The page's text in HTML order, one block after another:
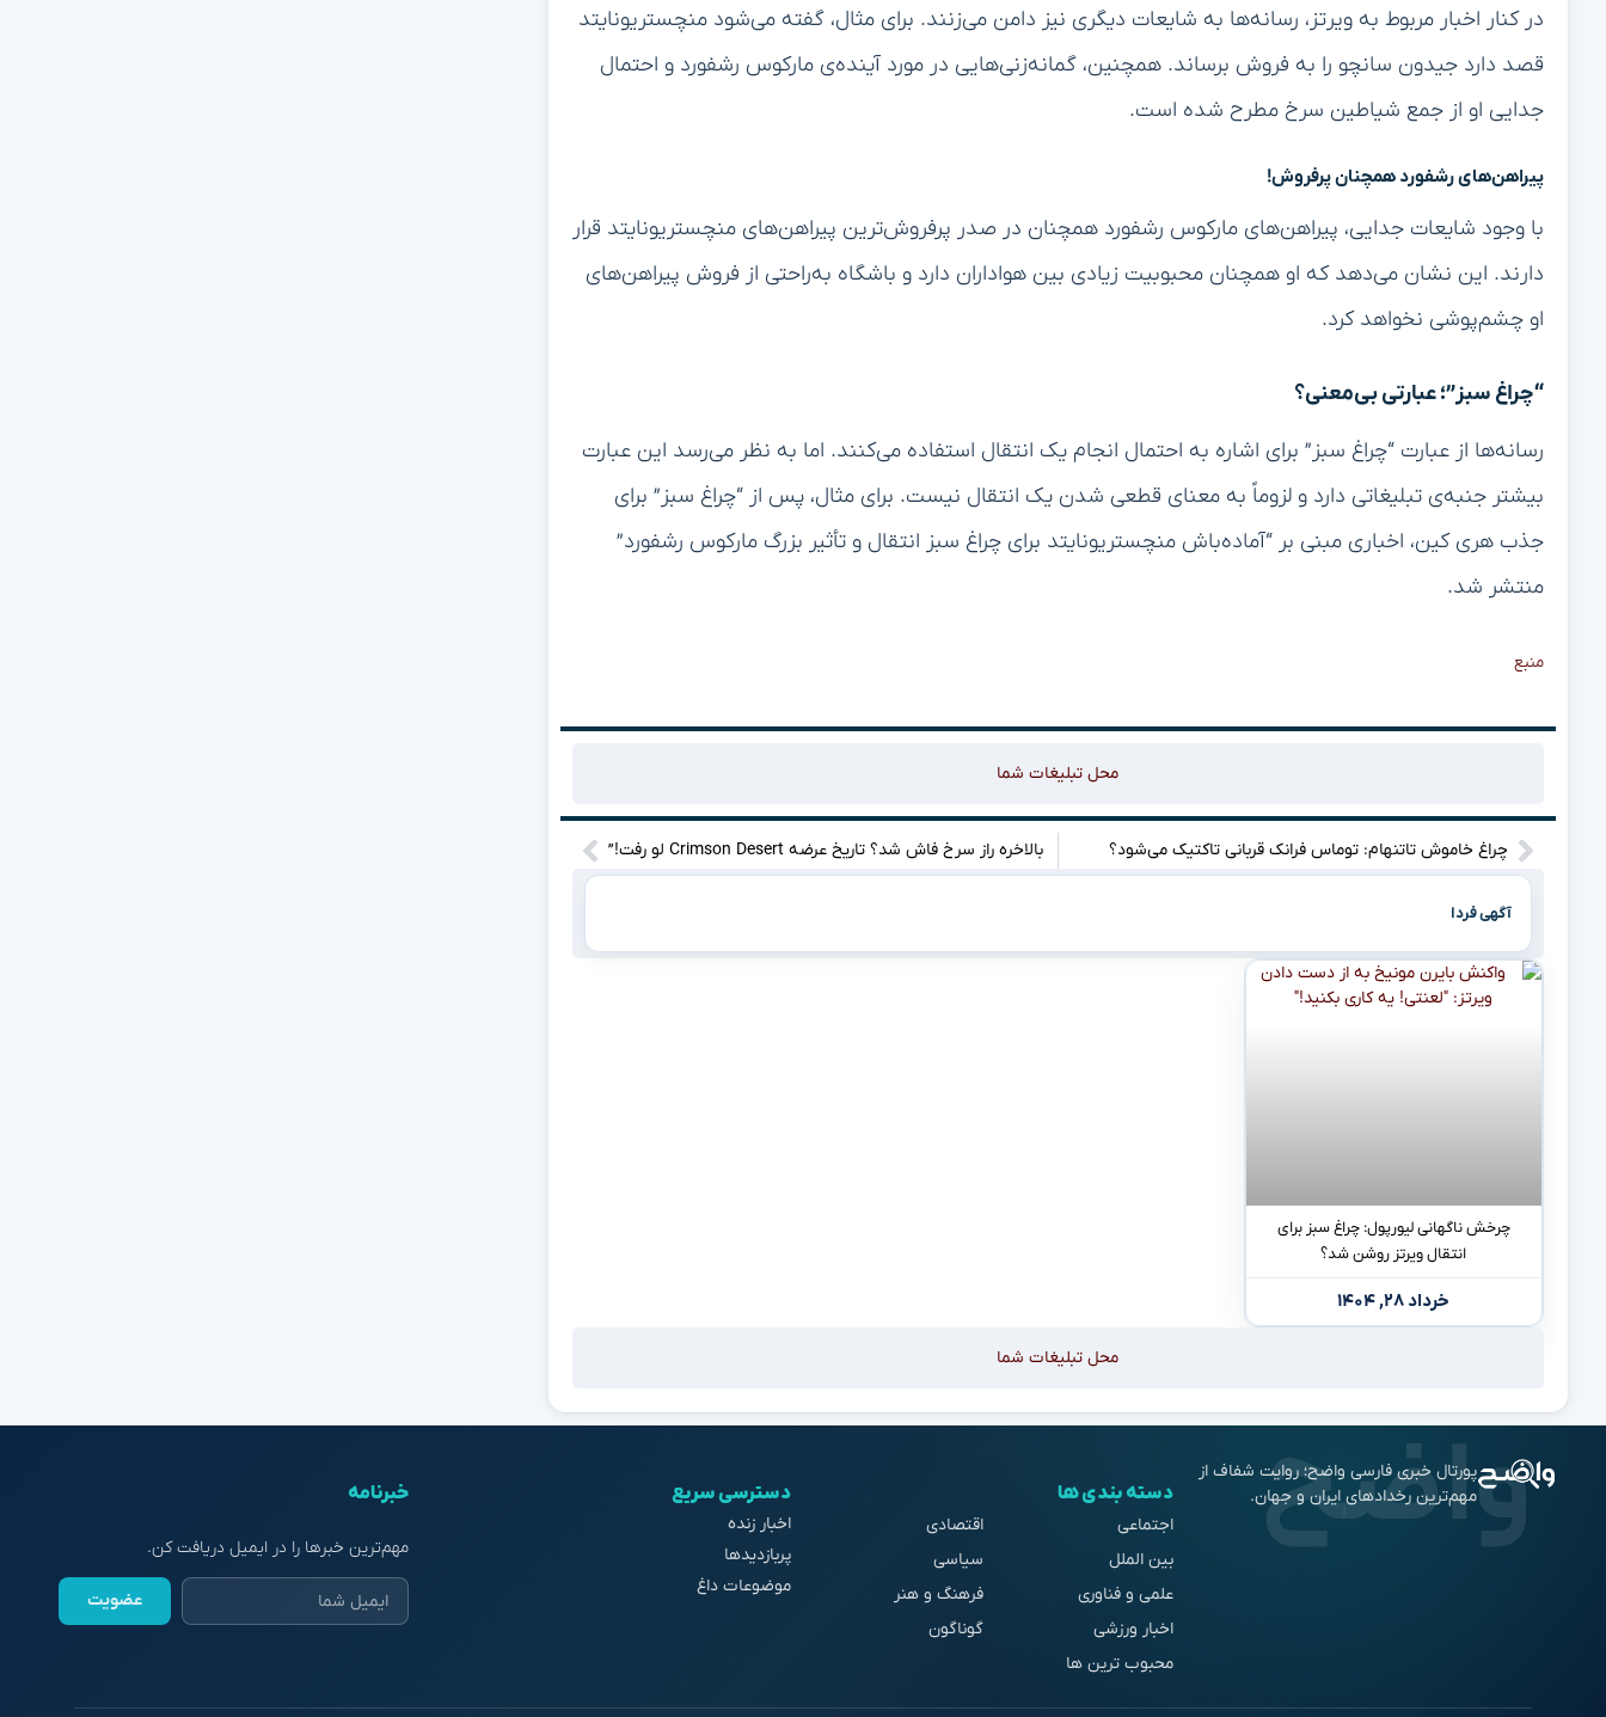
در کنار اخبار مربوط به ویرتز، رسانه‌ها به شایعات دیگری نیز دامن می‌زنند. برای مثال، گفته می‌شود منچستریونایتد
قصد دارد جیدون سانچو را به فروش برساند. همچنین، گمانه‌زنی‌هایی در مورد آینده‌ی مارکوس رشفورد و احتمال
جدایی او از جمع شیاطین سرخ مطرح شده است.
پیراهن‌های رشفورد همچنان پرفروش!
با وجود شایعات جدایی، پیراهن‌های مارکوس رشفورد همچنان در صدر پرفروش‌ترین پیراهن‌های منچستریونایتد قرار
دارند. این نشان می‌دهد که او همچنان محبوبیت زیادی بین هواداران دارد و باشگاه به‌راحتی از فروش پیراهن‌های
او چشم‌پوشی نخواهد کرد.
“چراغ سبز”؛ عبارتی بی‌معنی؟
رسانه‌ها از عبارت “چراغ سبز” برای اشاره به احتمال انجام یک انتقال استفاده می‌کنند. اما به نظر می‌رسد این عبارت
بیشتر جنبه‌ی تبلیغاتی دارد و لزوماً به معنای قطعی شدن یک انتقال نیست. برای مثال، پس از “چراغ سبز” برای
جذب هری کین، اخباری مبنی بر “آماده‌باش منچستریونایتد برای چراغ سبز انتقال و تأثیر بزرگ مارکوس رشفورد”
منتشر شد.
منبع
محل تبلیغات شما
چراغ خاموش تاتنهام: توماس فرانک قربانی تاکتیک می‌شود؟ بالاخره راز سرخ فاش شد؟ تاریخ عرضه Crimson Desert لو رفت!”
آگهی فردا
چرخش ناگهانی لیورپول: چراغ سبز برای
انتقال ویرتز روشن شد؟
خرداد ۲۸, ۱۴۰۴
محل تبلیغات شما
پورتال خبری فارسی واضح؛ روایت شفاف از
مهم‌ترین رخدادهای ایران و جهان.
دسته بندی ها
اجتماعی
اقتصادی
بین الملل
سیاسی
علمی و فناوری
فرهنگ و هنر
اخبار ورزشی
گوناگون
محبوب ترین ها
دسترسی سریع
اخبار زنده
پربازدیدها
موضوعات داغ
خبرنامه
مهم‌ترین خبرها را در ایمیل دریافت کن.
عضویت